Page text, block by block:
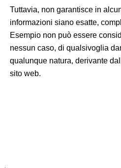
Tuttavia, non garantisce in
informazioni siano esatte,
Esempio non può essere
nessun caso, di qualsivoglia
qualunque natura, derivante
sito web.